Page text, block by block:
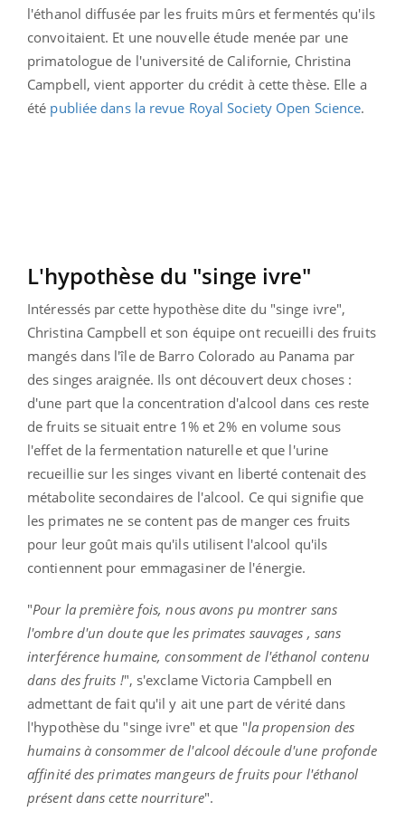
l'éthanol diffusée par les fruits mûrs et fermentés qu'ils
convoitaient. Et une nouvelle étude menée par une
primatologue de l'université de Californie, Christina
Campbell, vient apporter du crédit à cette thèse. Elle a
été publiée dans la revue Royal Society Open Science.
L'hypothèse du "singe ivre"
Intéressés par cette hypothèse dite du "singe ivre",
Christina Campbell et son équipe ont recueilli des fruits
mangés dans l'île de Barro Colorado au Panama par
des singes araignée. Ils ont découvert deux choses :
d'une part que la concentration d'alcool dans ces reste
de fruits se situait entre 1% et 2% en volume sous
l'effet de la fermentation naturelle et que l'urine
recueillie sur les singes vivant en liberté contenait des
métabolite secondaires de l'alcool. Ce qui signifie que
les primates ne se content pas de manger ces fruits
pour leur goût mais qu'ils utilisent l'alcool qu'ils
contiennent pour emmagasiner de l'énergie.
"Pour la première fois, nous avons pu montrer sans
l'ombre d'un doute que les primates sauvages , sans
interférence humaine, consomment de l'éthanol contenu
dans des fruits !", s'exclame Victoria Campbell en
admettant de fait qu'il y ait une part de vérité dans
l'hypothèse du "singe ivre" et que "la propension des
humains à consommer de l'alcool découle d'une profonde
affinité des primates mangeurs de fruits pour l'éthanol
présent dans cette nourriture".